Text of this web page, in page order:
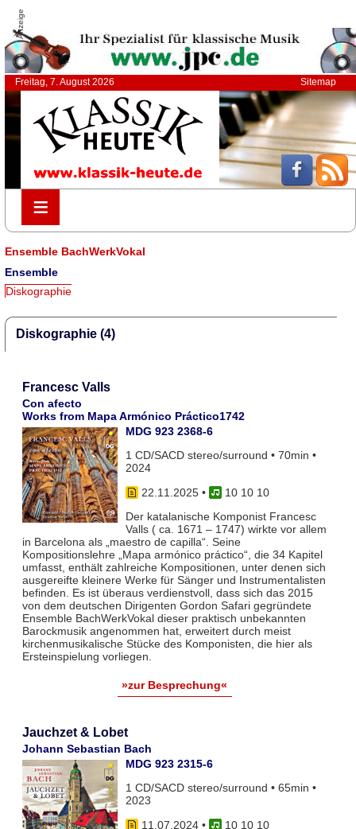
Anzeige
Freitag, 7. August 2026 Sitemap
≡
≡
Ensemble BachWerkVokal
Ensemble
Diskographie
Diskographie (4)
Francesc Valls
Con afecto
Works from Mapa Armónico Práctico1742
MDG 923 2368-6
1 CD/SACD stereo/surround • 70min •
2024
22.11.2025•
10 10 10
Der katalanische Komponist Francesc
Valls ( ca. 1671 – 1747) wirkte vor allem
in Barcelona als „maestro de capilla“. Seine
Kompositionslehre „Mapa armónico práctico“, die 34 Kapitel
umfasst, enthält zahlreiche Kompositionen, unter denen sich
ausgereifte kleinere Werke für Sänger und Instrumentalisten
befinden. Es ist überaus verdienstvoll, dass sich das 2015
von dem deutschen Dirigenten Gordon Safari gegründete
Ensemble BachWerkVokal dieser praktisch unbekannten
Barockmusik angenommen hat, erweitert durch meist
kirchenmusikalische Stücke des Komponisten, die hier als
Ersteinspielung vorliegen.
»zur Besprechung«
Jauchzet & Lobet
Johann Sebastian Bach
MDG 923 2315-6
1 CD/SACD stereo/surround • 65min •
2023
11.07.2024•
10 10 10